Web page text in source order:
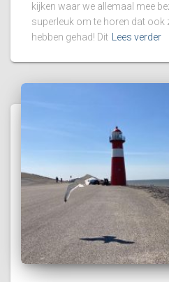
kijken waar we allemaal mee
superleuk om te horen dat ook
hebben gehad! Dit Lees verder